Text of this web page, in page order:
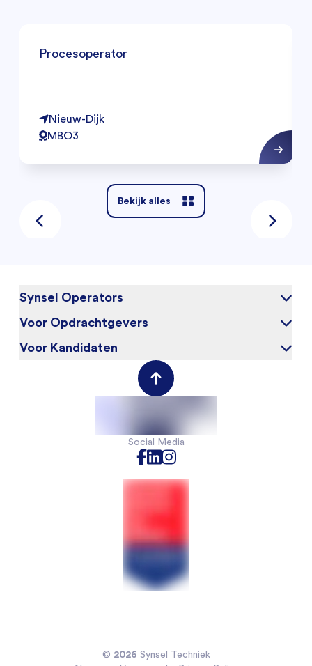
Procesoperator
Nieuw-Dijk
MBO3
Bekijk alles
Synsel Operators
Over ons
Blog
Voor Opdrachtgevers
Waarom Synsel
Voor Kandidaten
Social Media
© 2026 Synsel Techniek